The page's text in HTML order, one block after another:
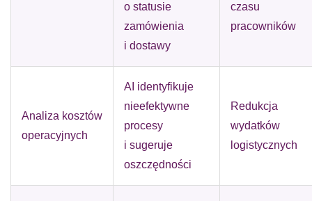
o statusie
zamówienia
i dostawy
czasu
pracowników
Analiza kosztów
operacyjnych
AI identyfikuje
nieefektywne
procesy
i sugeruje
oszczędności
Redukcja
wydatków
logistycznych